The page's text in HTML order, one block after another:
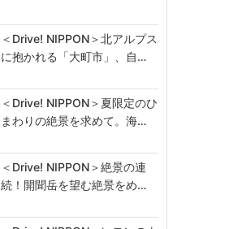
＜Drive! NIPPON＞北アルプス
に抱かれる「大町市」、自…
＜Drive! NIPPON＞夏限定のひ
まわりの絶景を求めて。海…
＜Drive! NIPPON＞絶景の連
続！開聞岳を望む絶景をめ…